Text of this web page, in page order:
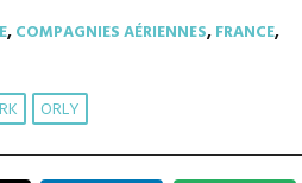
,COMPAGNIES AÉRIENNES,FRANCE,
ORLY